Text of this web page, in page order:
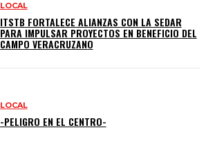
LOCAL
ITSTB FORTALECE ALIANZAS CON LA SEDAR
PARA IMPULSAR PROYECTOS EN BENEFICIO DEL
CAMPO VERACRUZANO
LOCAL
-PELIGRO EN EL CENTRO-